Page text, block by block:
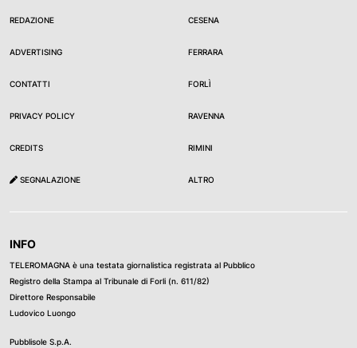
REDAZIONE
ADVERTISING
CONTATTI
PRIVACY POLICY
CREDITS
SEGNALAZIONE
CESENA
FERRARA
FORLÌ
RAVENNA
RIMINI
ALTRO
INFO
TELEROMAGNA è una testata giornalistica registrata al Pubblico
Registro della Stampa al Tribunale di Forli (n. 611/82)
Direttore Responsabile
Ludovico Luongo
Pubblisole S.p.A.